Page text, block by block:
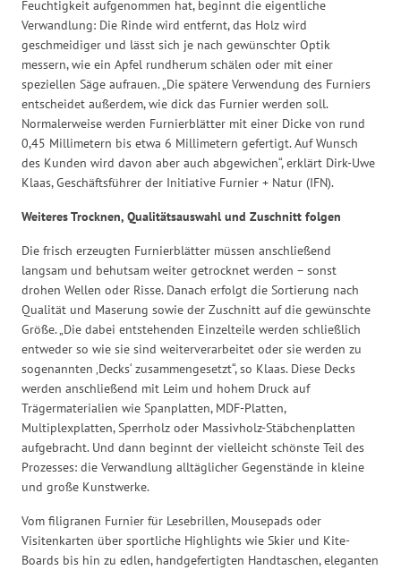
Feuchtigkeit aufgenommen hat, beginnt die eigentliche
Verwandlung: Die Rinde wird entfernt, das Holz wird
geschmeidiger und lässt sich je nach gewünschter Optik
messern, wie ein Apfel rundherum schälen oder mit einer
speziellen Säge aufrauen. „Die spätere Verwendung des Furniers
entscheidet außerdem, wie dick das Furnier werden soll.
Normalerweise werden Furnierblätter mit einer Dicke von rund
0,45 Millimetern bis etwa 6 Millimetern gefertigt. Auf Wunsch
des Kunden wird davon aber auch abgewichen“, erklärt Dirk-Uwe
Klaas, Geschäftsführer der Initiative Furnier + Natur (IFN).
Weiteres Trocknen, Qualitätsauswahl und Zuschnitt folgen
Die frisch erzeugten Furnierblätter müssen anschließend
langsam und behutsam weiter getrocknet werden – sonst
drohen Wellen oder Risse. Danach erfolgt die Sortierung nach
Qualität und Maserung sowie der Zuschnitt auf die gewünschte
Größe. „Die dabei entstehenden Einzelteile werden schließlich
entweder so wie sie sind weiterverarbeitet oder sie werden zu
sogenannten ‚Decks‘ zusammengesetzt“, so Klaas. Diese Decks
werden anschließend mit Leim und hohem Druck auf
Trägermaterialien wie Spanplatten, MDF-Platten,
Multiplexplatten, Sperrholz oder Massivholz-Stäbchenplatten
aufgebracht. Und dann beginnt der vielleicht schönste Teil des
Prozesses: die Verwandlung alltäglicher Gegenstände in kleine
und große Kunstwerke.
Vom filigranen Furnier für Lesebrillen, Mousepads oder
Visitenkarten über sportliche Highlights wie Skier und Kite-
Boards bis hin zu edlen, handgefertigten Handtaschen, eleganten